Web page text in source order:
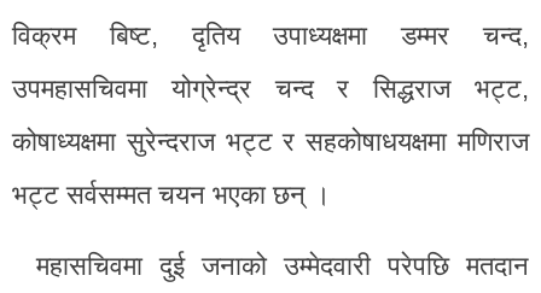
विक्रम बिष्ट, दृतिय उपाध्यक्षमा डम्मर चन्द,
उपमहासचिवमा योग्रेन्द्र चन्द र सिद्धराज भट्ट,
कोषाध्यक्षमा सुरेन्दराज भट्ट र सहकोषाधयक्षमा मणिराज
भट्ट सर्वसम्मत चयन भएका छन् ।
महासचिवमा दुई जनाको उम्मेदवारी परेपछि मतदान